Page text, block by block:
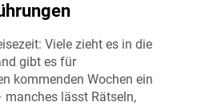
Viele zieht es in die
gibt es für
kommenden Wochen ein
lässt Rätseln,